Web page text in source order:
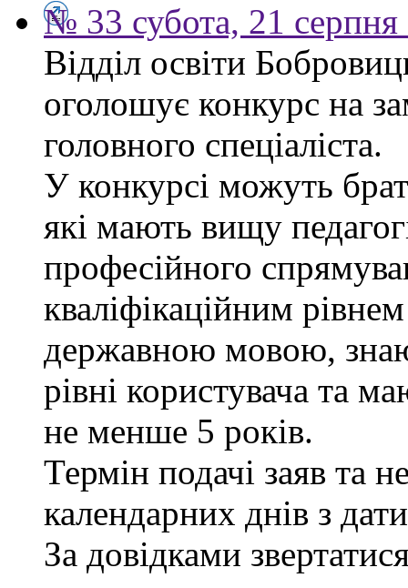
№ 33 субота, 21
Відділ освіти
оголошує конкурс на
головного спеціаліста.
У конкурсі можуть
які мають вищу
професійного
кваліфікаційним
державною мовою,
рівні користувача та
не менше 5 років.
Термін подачі заяв та
календарних днів з
За довідками